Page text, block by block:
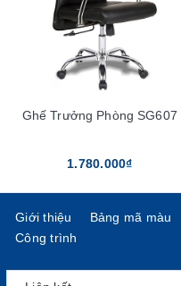
Ghế Trưởng Phòng SG607
1.780.000₫
Giới thiệu Bảng mã màu
Công trình